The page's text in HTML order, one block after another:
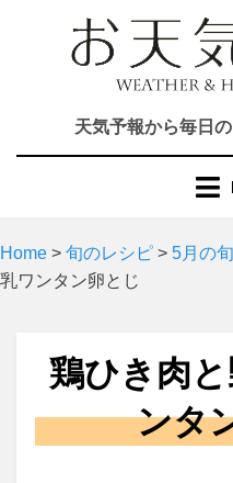
天気予報から毎日
Home > 旬のレシピ > 5月の
乳ワンタン卵とじ
鶏ひき肉
ンタ